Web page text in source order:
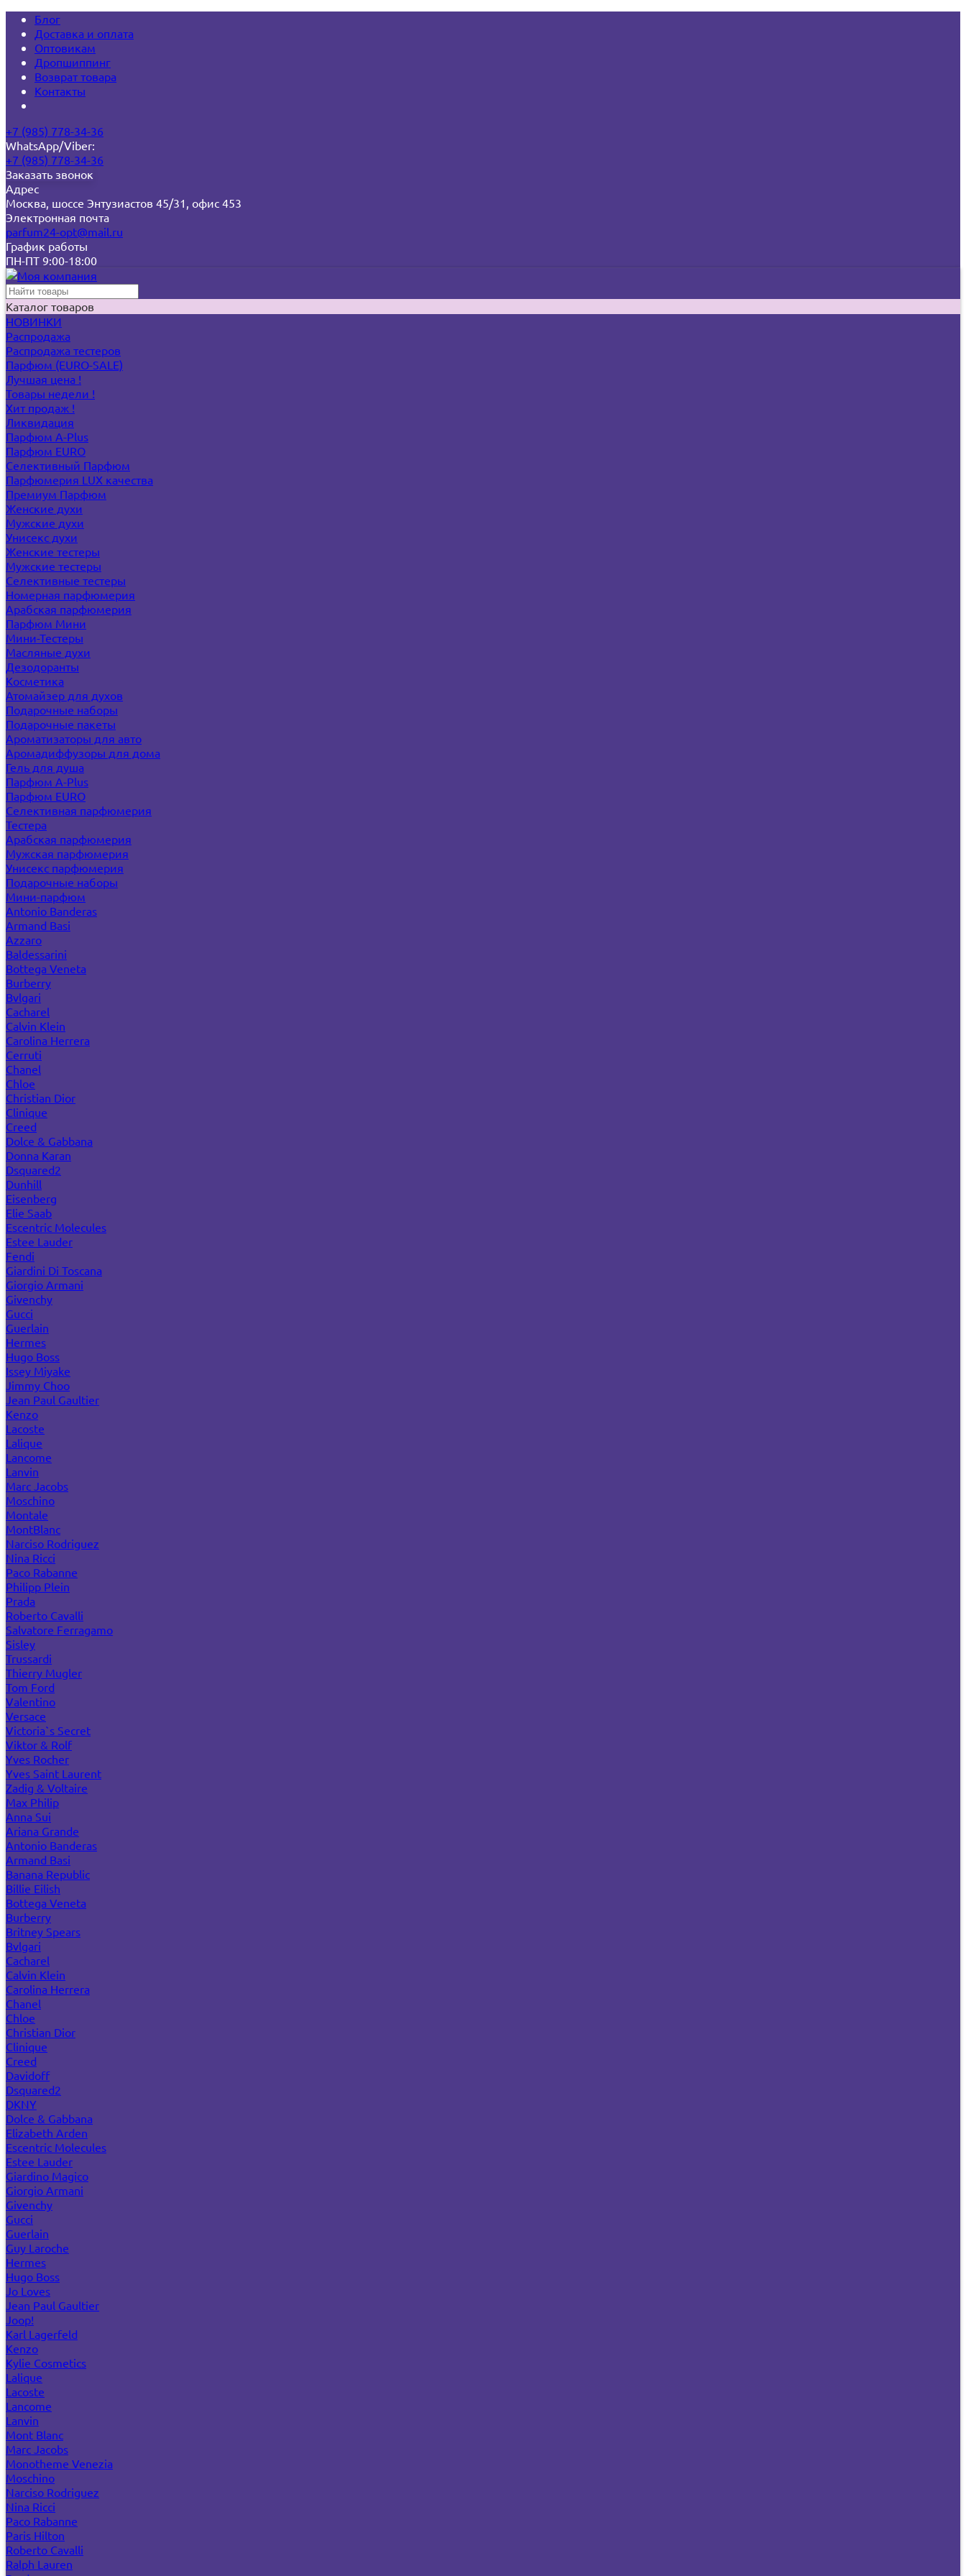
Блог
Доставка и оплата
Оптовикам
Дропшиппинг
Возврат товара
Контакты
+7 (985) 778-34-36
WhatsApp/Viber:
+7 (985) 778-34-36
Заказать звонок
Адрес
Москва, шоссе Энтузиастов 45/31, офис 453
Электронная почта
parfum24-opt@mail.ru
График работы
ПН-ПТ 9:00-18:00
Каталог товаров
НОВИНКИ
Распродажа
Распродажа тестеров
Парфюм (EURO-SALE)
Лучшая цена !
Товары недели !
Хит продаж !
Ликвидация
Парфюм A-Plus
Парфюм EURO
Селективный Парфюм
Парфюмерия LUX качества
Премиум Парфюм
Женские духи
Мужские духи
Унисекс духи
Женские тестеры
Мужские тестеры
Селективные тестеры
Номерная парфюмерия
Арабская парфюмерия
Парфюм Мини
Мини-Тестеры
Масляные духи
Дезодоранты
Косметика
Атомайзер для духов
Подарочные наборы
Подарочные пакеты
Ароматизаторы для авто
Аромадиффузоры для дома
Гель для душа
Парфюм A-Plus
Парфюм EURO
Селективная парфюмерия
Тестера
Арабская парфюмерия
Мужская парфюмерия
Унисекс парфюмерия
Подарочные наборы
Мини-парфюм
Antonio Banderas
Armand Basi
Azzaro
Baldessarini
Bottega Veneta
Burberry
Bvlgari
Cacharel
Calvin Klein
Carolina Herrera
Cerruti
Chanel
Chloe
Christian Dior
Clinique
Creed
Dolce & Gabbana
Donna Karan
Dsquared2
Dunhill
Eisenberg
Elie Saab
Escentric Molecules
Estee Lauder
Fendi
Giardini Di Toscana
Giorgio Armani
Givenchy
Gucci
Guerlain
Hermes
Hugo Boss
Issey Miyake
Jimmy Choo
Jean Paul Gaultier
Kenzo
Lacoste
Lalique
Lancome
Lanvin
Marc Jacobs
Moschino
Montale
MontBlanc
Narciso Rodriguez
Nina Ricci
Paco Rabanne
Philipp Plein
Prada
Roberto Cavalli
Salvatore Ferragamo
Sisley
Trussardi
Thierry Mugler
Tom Ford
Valentino
Versace
Victoria`s Secret
Viktor & Rolf
Yves Rocher
Yves Saint Laurent
Zadig & Voltaire
Max Philip
Anna Sui
Ariana Grande
Antonio Banderas
Armand Basi
Banana Republic
Billie Eilish
Bottega Veneta
Burberry
Britney Spears
Bvlgari
Cacharel
Calvin Klein
Carolina Herrera
Chanel
Chloe
Christian Dior
Clinique
Creed
Davidoff
Dsquared2
DKNY
Dolce & Gabbana
Elizabeth Arden
Escentric Molecules
Estee Lauder
Giardino Magico
Giorgio Armani
Givenchy
Gucci
Guerlain
Guy Laroche
Hermes
Hugo Boss
Jo Loves
Jean Paul Gaultier
Joop!
Karl Lagerfeld
Kenzo
Kylie Cosmetics
Lalique
Lacoste
Lancome
Lanvin
Mont Blanc
Marc Jacobs
Monotheme Venezia
Moschino
Narciso Rodriguez
Nina Ricci
Paco Rabanne
Paris Hilton
Roberto Cavalli
Ralph Lauren